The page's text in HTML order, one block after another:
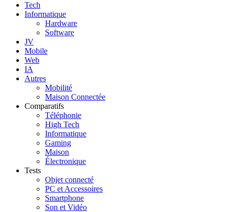
Tech
Informatique
Hardware
Software
JV
Mobile
Web
IA
Autres
Mobilité
Maison Connectée
Comparatifs
Téléphonie
High Tech
Informatique
Gaming
Maison
Électronique
Tests
Objet connecté
PC et Accessoires
Smartphone
Son et Vidéo